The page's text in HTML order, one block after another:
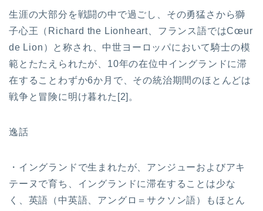
生涯の大部分を戦闘の中で過ごし、その勇猛さから獅
子心王（Richard the Lionheart、フランス語ではCœur
de Lion）と称され、中世ヨーロッパにおいて騎士の模
範とたたえられたが、10年の在位中イングランドに滞
在することわずか6か月で、その統治期間のほとんどは
戦争と冒険に明け暮れた[2]。
逸話
・イングランドで生まれたが、アンジューおよびアキ
テーヌで育ち、イングランドに滞在することは少な
く、英語（中英語、アングロ＝サクソン語）もほとん